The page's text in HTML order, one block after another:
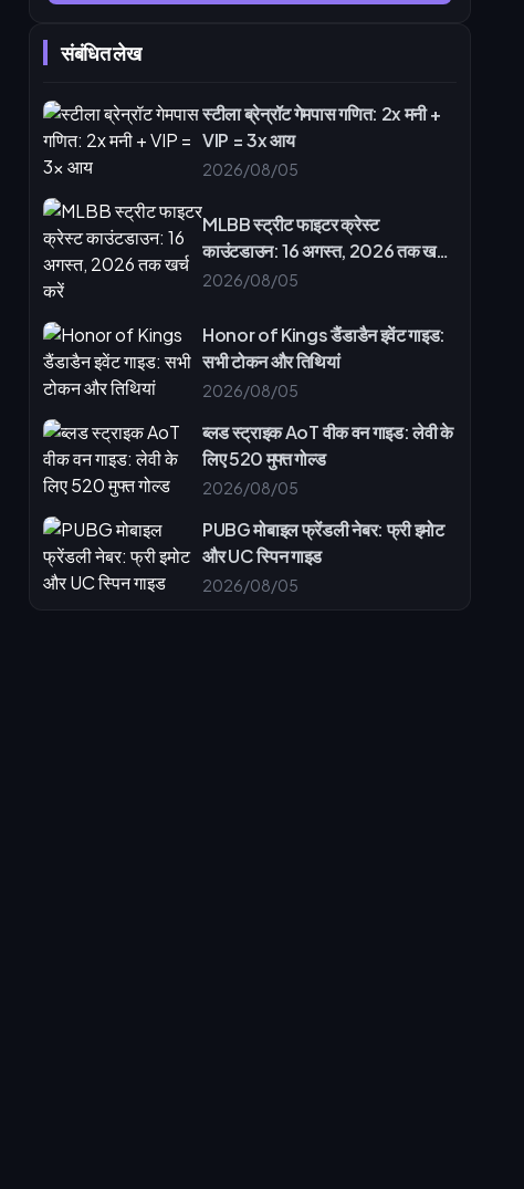
संबंधित लेख
स्टीला ब्रेन्रॉट गेमपास गणित: 2x मनी +
VIP = 3x आय
2026/08/05
MLBB स्ट्रीट फाइटर क्रेस्ट
काउंटडाउन: 16 अगस्त, 2026 तक खर्च
करें
2026/08/05
Honor of Kings डैंडाडैन इवेंट गाइड:
सभी टोकन और तिथियां
2026/08/05
ब्लड स्ट्राइक AoT वीक वन गाइड: लेवी के
लिए 520 मुफ्त गोल्ड
2026/08/05
PUBG मोबाइल फ्रेंडली नेबर: फ्री इमोट
और UC स्पिन गाइड
2026/08/05